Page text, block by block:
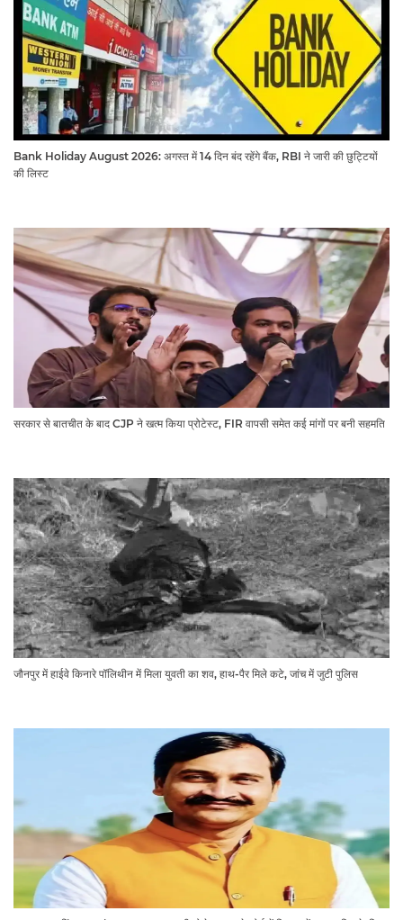
Bank Holiday August 2026: अगस्त में 14 दिन बंद रहेंगे बैंक, RBI ने जारी की छुट्टियों
की लिस्ट​​​​​​​
सरकार से बातचीत के बाद CJP ने खत्म किया प्रोटेस्ट, FIR वापसी समेत कई मांगों पर बनी सहमति
जौनपुर में हाईवे किनारे पॉलिथीन में मिला युवती का शव, हाथ-पैर मिले कटे, जांच में जुटी पुलिस